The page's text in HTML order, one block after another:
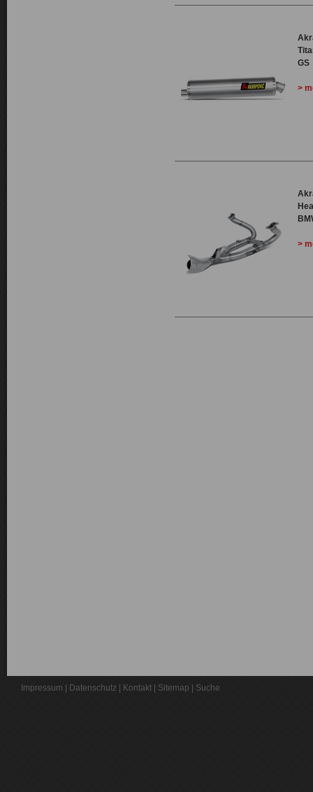
GS
>
>
Impressum Datenschutz Kontakt Sitemap Suche